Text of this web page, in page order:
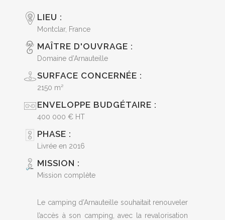
LIEU :
Montclar, France
MAÎTRE D'OUVRAGE :
Domaine d’Arnauteille
SURFACE CONCERNÉE :
2150 m²
ENVELOPPE BUDGÉTAIRE :
400 000 € HT
PHASE :
Livrée en 2016
MISSION :
Mission complète
Le camping d’Arnauteille souhaitait renouveler
l’accès à son camping, avec la revalorisation